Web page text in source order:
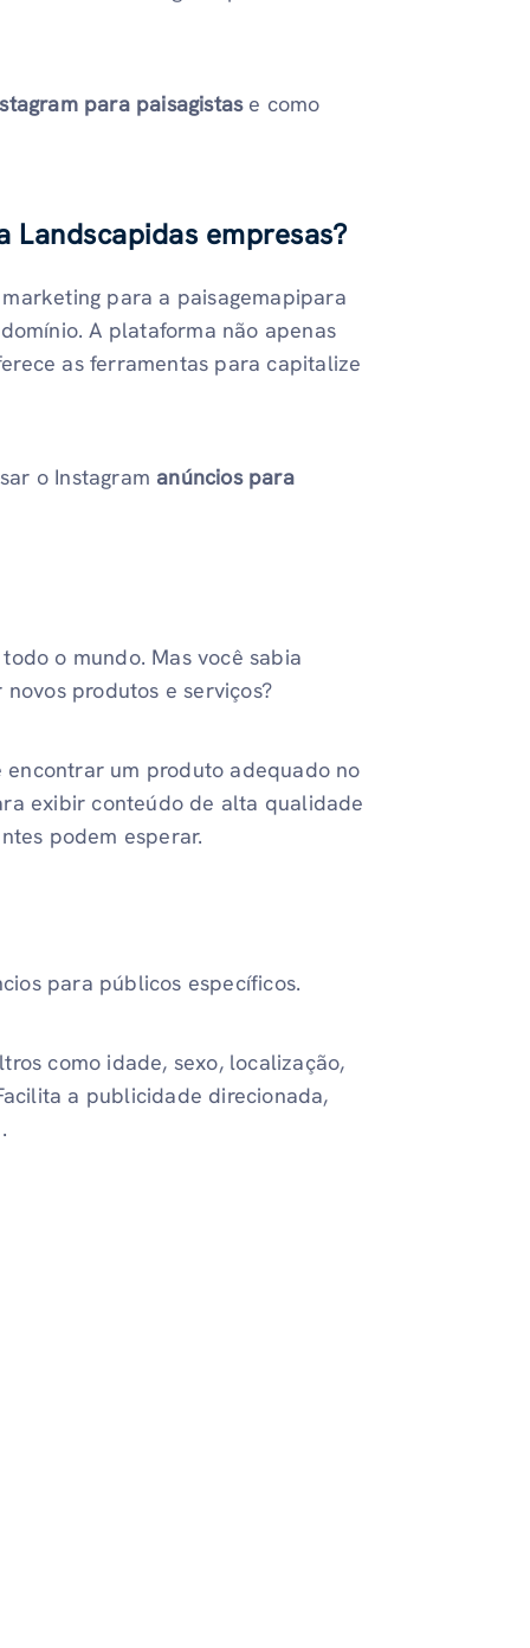
para paisagistas e como
Landscapidas empresas?
para a paisagemapipara
A plataforma não apenas
as ferramentas para capitalize
o Instagram anúncios para
o mundo. Mas você sabia
produtos e serviços?
um produto adequado no
exibir conteúdo de alta qualidade
podem esperar.
para públicos específicos.
como idade, sexo, localização,
a publicidade direcionada,